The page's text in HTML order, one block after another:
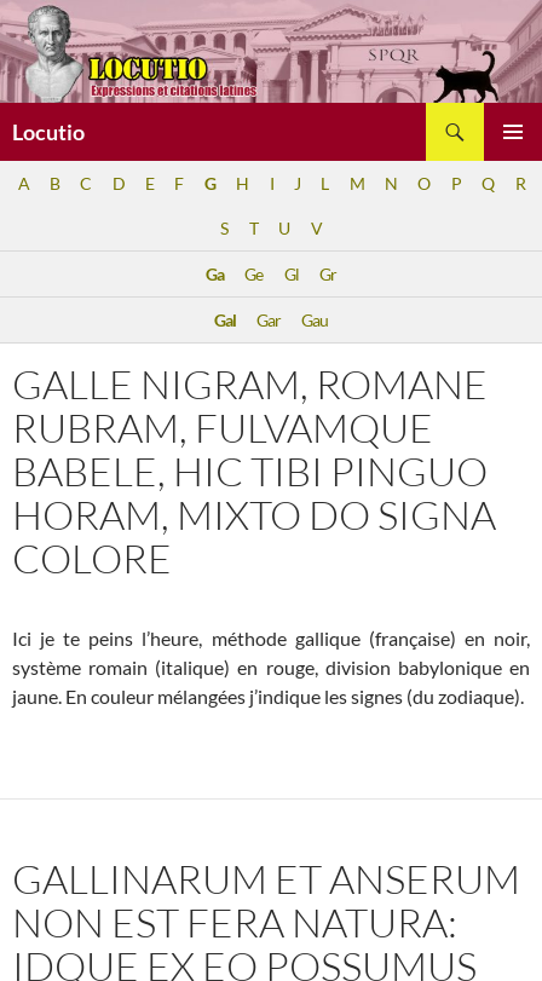
Aller
au
contenu
Locutio
A B C D E F G H I J L M N O P Q R
S T U V
Ga Ge Gl Gr
Gal Gar Gau
GALLE NIGRAM, ROMANE
RUBRAM, FULVAMQUE
BABELE, HIC TIBI PINGUO
HORAM, MIXTO DO SIGNA
COLORE
Ici je te peins l’heure, méthode gallique (française) en noir,
système romain (italique) en rouge, division babylonique en
jaune. En couleur mélangées j’indique les signes (du zodiaque).
GALLINARUM ET ANSERUM
NON EST FERA NATURA:
IDQUE EX EO POSSUMUS